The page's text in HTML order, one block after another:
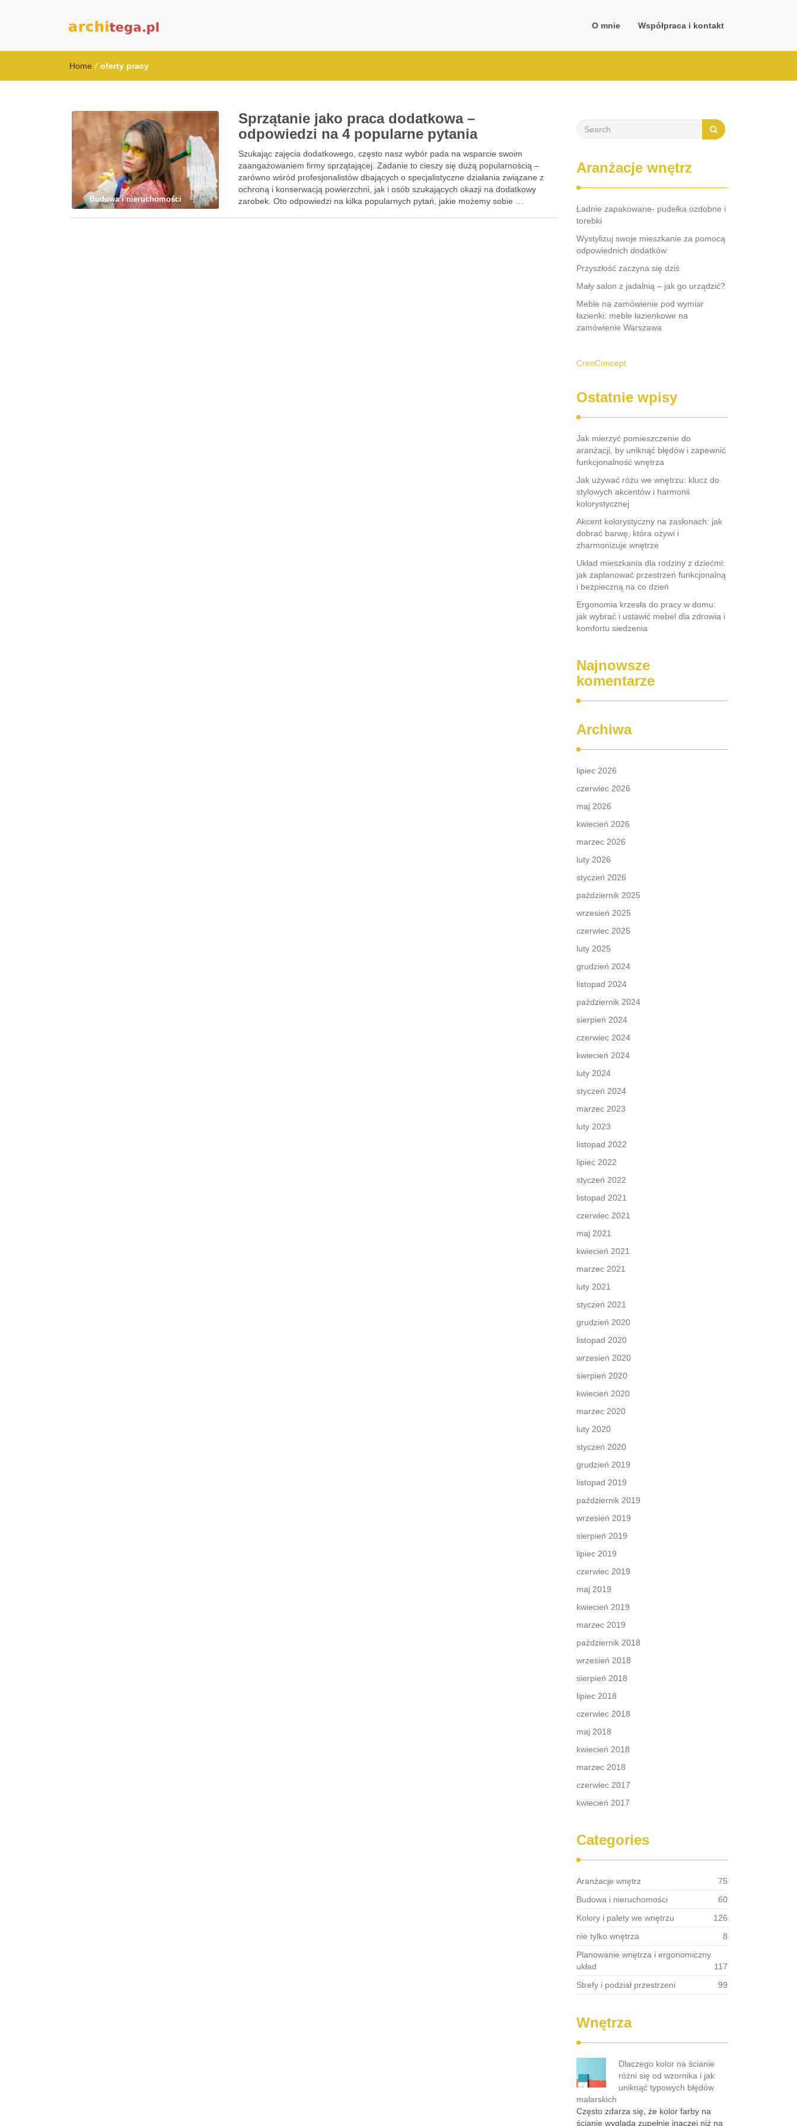
O mnie Współpraca i kontakt
Home / oferty pracy
Budowa i nieruchomości
Sprzątanie jako praca dodatkowa –
odpowiedzi na 4 popularne pytania
Szukając zajęcia dodatkowego, często nasz wybór pada na wsparcie swoim
zaangażowaniem firmy sprzątającej. Zadanie to cieszy się dużą popularnością –
zarówno wśród profesjonalistów dbających o specjalistyczne działania związane z
ochroną i konserwacją powierzchni, jak i osób szukających okazji na dodatkowy
zarobek. Oto odpowiedzi na kilka popularnych pytań, jakie możemy sobie …
Aranżacje wnętrz
Ładnie zapakowane- pudełka ozdobne i
torebki
Wystylizuj swoje mieszkanie za pomocą
odpowiednich dodatków
Przyszłość zaczyna się dziś
Mały salon z jadalnią – jak go urządzić?
Meble na zamówienie pod wymiar
łazienki: meble łazienkowe na
zamówienie Warszawa
CreoConcept
Ostatnie wpisy
Jak mierzyć pomieszczenie do
aranżacji, by uniknąć błędów i zapewnić
funkcjonalność wnętrza
Jak używać różu we wnętrzu: klucz do
stylowych akcentów i harmonii
kolorystycznej
Akcent kolorystyczny na zasłonach: jak
dobrać barwę, która ożywi i
zharmonizuje wnętrze
Układ mieszkania dla rodziny z dziećmi:
jak zaplanować przestrzeń funkcjonalną
i bezpieczną na co dzień
Ergonomia krzesła do pracy w domu:
jak wybrać i ustawić mebel dla zdrowia i
komfortu siedzenia
Najnowsze
komentarze
Archiwa
lipiec 2026
czerwiec 2026
maj 2026
kwiecień 2026
marzec 2026
luty 2026
styczeń 2026
październik 2025
wrzesień 2025
czerwiec 2025
luty 2025
grudzień 2024
listopad 2024
październik 2024
sierpień 2024
czerwiec 2024
kwiecień 2024
luty 2024
styczeń 2024
marzec 2023
luty 2023
listopad 2022
lipiec 2022
styczeń 2022
listopad 2021
czerwiec 2021
maj 2021
kwiecień 2021
marzec 2021
luty 2021
styczeń 2021
grudzień 2020
listopad 2020
wrzesień 2020
sierpień 2020
kwiecień 2020
marzec 2020
luty 2020
styczeń 2020
grudzień 2019
listopad 2019
październik 2019
wrzesień 2019
sierpień 2019
lipiec 2019
czerwiec 2019
maj 2019
kwiecień 2019
marzec 2019
październik 2018
wrzesień 2018
sierpień 2018
lipiec 2018
czerwiec 2018
maj 2018
kwiecień 2018
marzec 2018
czerwiec 2017
kwiecień 2017
Categories
Aranżacje wnętrz
75
Budowa i nieruchomości
60
Kolory i palety we wnętrzu
126
nie tylko wnętrza
8
Planowanie wnętrza i ergonomiczny
układ
117
Strefy i podział przestrzeni
99
Wnętrza
Dlaczego kolor na ścianie
różni się od wzornika i jak
uniknąć typowych błędów
malarskich
Często zdarza się, że kolor farby na
ścianie wygląda zupełnie inaczej niż na